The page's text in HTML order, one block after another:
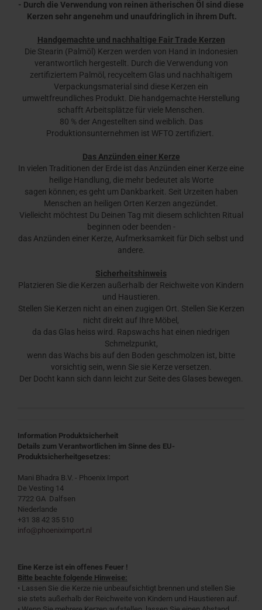
- Durch die Verwendung von reinen ätherischen Öl sind diese
Kerzen sehr angenehm und unaufdringlich in ihrem Duft.
Handgemachte und nachhaltige Fair Trade Kerzen
Die Stearin (Palmöl) Kerzen werden von Hand in Indonesien
verantwortlich hergestellt. Durch die Verwendung von
zertifiziertem Palmöl, recyceltem Glas und nachhaltigem
Verpackungsmaterial sind diese Kerzen ein
umweltfreundliches Produkt. Die handgemachte Herstellung
schafft Arbeitsplätze für viele Menschen.
80 % der Angestellten sind weiblich. Das
Produktionsunternehmen ist WFTO zertifiziert.
Das Anzünden einer Kerze
In vielen Traditionen der Erde ist das Anzünden einer Kerze eine
heilige Handlung, die mehr bedeutet als Worte
sagen können; es geht um Dankbarkeit. Seit Urzeiten haben
Menschen an heiligen Orten Kerzen angezündet.
Vielleicht möchtest Du Deinen Tag mit diesem schlichten Ritual
beginnen oder beenden -
das Anzünden einer Kerze, Aufmerksamkeit für Dich selbst und
andere.
Sicherheitshinweis
Platzieren Sie die Kerzen außerhalb der Reichweite von Kindern
und Haustieren.
Stellen Sie Kerzen nicht an einen zugigen Ort. Stellen Sie Kerzen
nicht direkt auf Ihre Möbel,
da das Glas heiss wird. Rapswachs hat einen niedrigen
Schmelzpunkt,
wenn das Wachs bis auf den Boden geschmolzen ist, bitte
vorsichtig sein, wenn Sie sie Kerze versetzen.
Der Docht kann sich dann leicht zur Seite des Glases bewegen.
Information Produktsicherheit
Details zum Verantwortlichen im Sinne des EU-
Produktsicherheitgesetzes:
Mani Bhadra B.V. - Phoenix Import
De Vesting 14
7722 GA Dalfsen
Niederlande
+31 38 42 35 510
info@phoeniximport.nl
Eine Kerze ist ein offenes Feuer !
Bitte beachte folgende Hinweise:
• Lassen Sie die Kerze nie unbeaufsichtigt brennen und stellen Sie
sie stets außerhalb der Reichweite von Kindern und Haustieren auf.